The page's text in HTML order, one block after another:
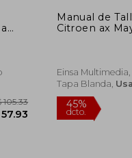
Manual de
Citroen ax
Einsa Multimedia,
Tapa Blanda,